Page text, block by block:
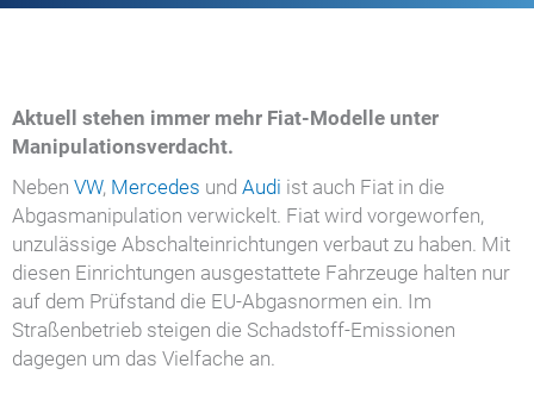
Aktuell stehen ​​​​​​immer mehr Fiat-Modelle unter
Manipulationsverdacht.
Neben VW, Mercedes und Audi ist auch Fiat in die
Abgasmanipulation verwickelt. Fiat wird vorgeworfen,
unzulässige Abschalteinrichtungen verbaut zu haben. Mit
diesen Einrichtungen ausgestattete Fahrzeuge halten nur
auf dem Prüfstand die EU-Abgasnormen ein. Im
Straßenbetrieb steigen die Schadstoff-Emissionen
dagegen um das Vielfache an.